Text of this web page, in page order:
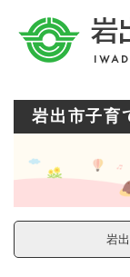
岩出市子育
岩